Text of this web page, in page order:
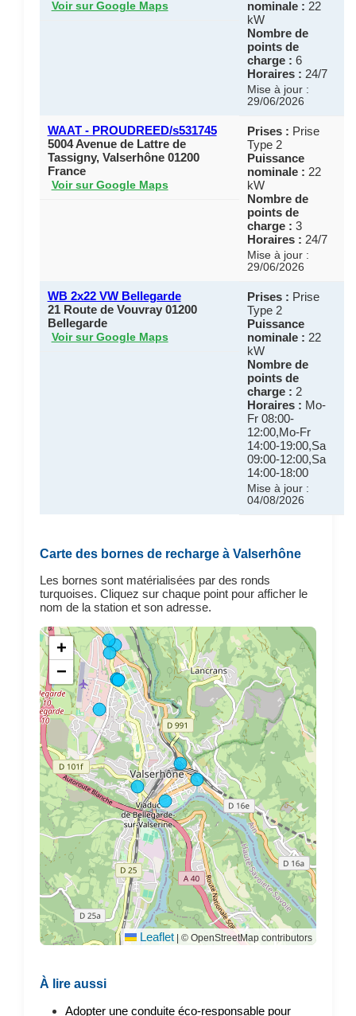
Voir sur Google Maps
nominale : 22
kW
Nombre de
points de
charge : 6
Horaires : 24/7
Mise à jour :
29/06/2026
WAAT - PROUDREED/s531745
5004 Avenue de Lattre de
Tassigny, Valserhône 01200
France
Voir sur Google Maps
Prises : Prise
Type 2
Puissance
nominale : 22
kW
Nombre de
points de
charge : 3
Horaires : 24/7
Mise à jour :
29/06/2026
WB 2x22 VW Bellegarde
21 Route de Vouvray 01200
Bellegarde
Voir sur Google Maps
Prises : Prise
Type 2
Puissance
nominale : 22
kW
Nombre de
points de
charge : 2
Horaires : Mo-
Fr 08:00-
12:00,Mo-Fr
14:00-19:00,Sa
09:00-12:00,Sa
14:00-18:00
Mise à jour :
04/08/2026
Carte des bornes de recharge à Valserhône
Les bornes sont matérialisées par des ronds
turquoises. Cliquez sur chaque point pour afficher le
nom de la station et son adresse.
+
−
Leaflet | © OpenStreetMap contributors
À lire aussi
Adopter une conduite éco-responsable pour